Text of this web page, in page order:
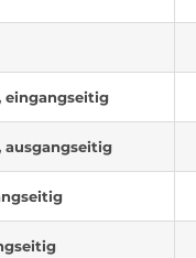
eingangseitig